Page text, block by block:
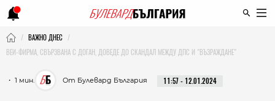
ВАЖНО ДНЕС
ВЕИ-ФИРМА, СВЪРЗВАНА С ДОГАН, ДОВЕДЕ ДО СКАНДАЛ МЕЖДУ ДПС И "ВЪЗРАЖДАНЕ"
・ 1 мин. От Булевард България 11:57 - 12.01.2024